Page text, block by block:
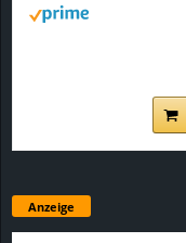
Anzeige